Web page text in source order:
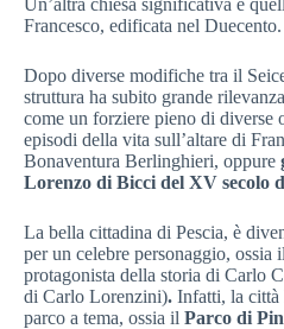
Francesco, edificata nel Duecento.
Dopo diverse modifiche tra il
struttura ha subito grande
come un forziere pieno di diverse
episodi della vita sull’altare di
Bonaventura Berlinghieri, oppure
Lorenzo di Bicci del XV secolo
La bella cittadina di Pescia, è
per un celebre personaggio, ossia
protagonista della storia di Carlo
di Carlo Lorenzini). Infatti, la città
parco a tema, ossia il Parco di